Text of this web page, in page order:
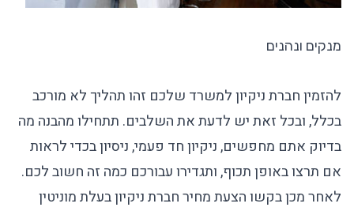
מנקים ונהנים
להזמיןחברת ניקיון למשרד שלכם זהו תהליך לא מורכב
בכלל, ובכל זאת יש לדעת את השלבים. תתחילו מהבנה מה
בדיוק אתם מחפשים, ניקיון חד פעמי, ניסיון בכדי לראות
אם תרצו באופן תכוף, ותגדירו עבורכם כמה זה חשוב לכם.
לאחר מכן בקשו הצעת מחירחברת ניקיוןבעלת מוניטין